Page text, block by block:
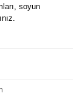
soyun